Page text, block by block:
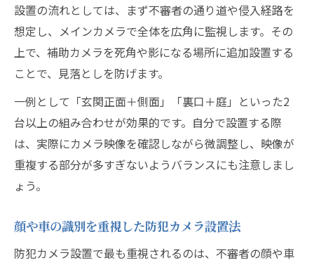
設置の流れとしては、まず不審者の通り道や侵入経路を
想定し、メインカメラで全体を広角に監視します。その
上で、補助カメラを死角や影になる場所に追加設置する
ことで、見落としを防げます。
一例として「玄関正面＋側面」「裏口＋庭」といった2
台以上の組み合わせが効果的です。自分で設置する際
は、実際にカメラ映像を確認しながら微調整し、映像が
重複する部分が多すぎないようバランスにも注意しまし
ょう。
顔や車の識別を重視した防犯カメラ設置法
防犯カメラ設置で最も重視されるのは、不審者の顔や車